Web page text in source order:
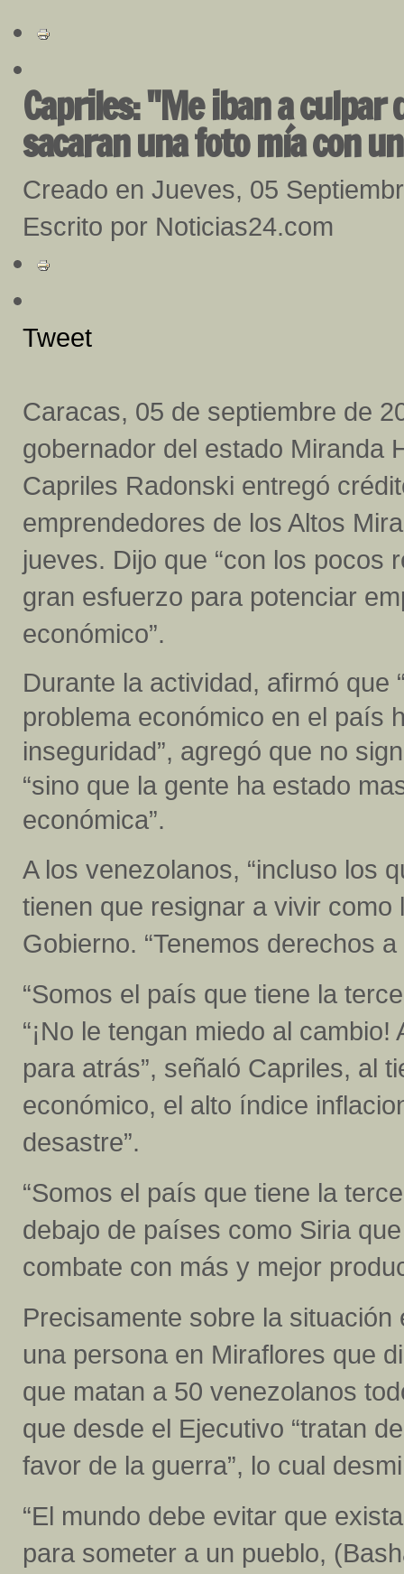
Capriles: "Me iban a culpar
sacaran una foto mía con
Creado en Jueves, 05
Escrito por Noticias24.com
Tweet
Caracas, 05 de septiembre de
gobernador del estado Miranda
Capriles Radonski entregó
emprendedores de los Altos
jueves. Dijo que “con los pocos
gran esfuerzo para potenciar
económico”.
Durante la actividad, afirmó
problema económico en el país
inseguridad”, agregó que no
“sino que la gente ha estado
económica”.
A los venezolanos, “incluso los
tienen que resignar a vivir
Gobierno. “Tenemos derechos
“Somos el país que tiene la
“¡No le tengan miedo al
para atrás”, señaló Capriles, al
económico, el alto índice
desastre”.
“Somos el país que tiene la
debajo de países como Siria
combate con más y mejor
Precisamente sobre la
una persona en Miraflores que
que matan a 50 venezolanos
que desde el Ejecutivo “tratan
favor de la guerra”, lo cual
“El mundo debe evitar que
para someter a un pueblo,